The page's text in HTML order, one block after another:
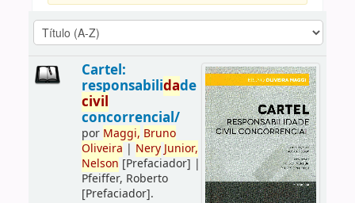
Cartel:
responsabilidade
civil
concorrencial/
por Maggi, Bruno
Oliveira | Nery Junior,
Nelson [Prefaciador] |
Pfeiffer, Roberto
[Prefaciador].